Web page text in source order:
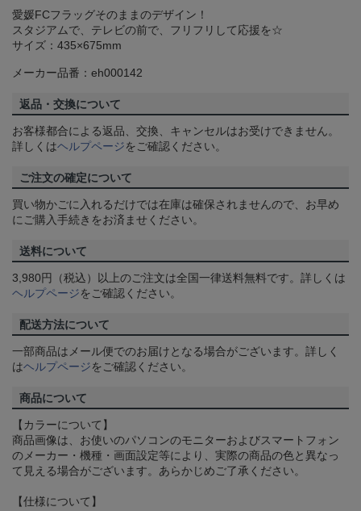
愛媛FCフラッグそのままのデザイン！
スタジアムで、テレビの前で、フリフリして応援を☆
サイズ：435×675mm
メーカー品番：eh000142
返品・交換について
お客様都合による返品、交換、キャンセルはお受けできません。
詳しくはヘルプページをご確認ください。
ご注文の確定について
買い物かごに入れるだけでは在庫は確保されませんので、お早め
にご購入手続きをお済ませください。
送料について
3,980円（税込）以上のご注文は全国一律送料無料です。詳しくは
ヘルプページをご確認ください。
配送方法について
一部商品はメール便でのお届けとなる場合がございます。詳しく
はヘルプページをご確認ください。
商品について
【カラーについて】
商品画像は、お使いのパソコンのモニターおよびスマートフォン
のメーカー・機種・画面設定等により、実際の商品の色と異なっ
て見える場合がございます。あらかじめご了承ください。
【仕様について】